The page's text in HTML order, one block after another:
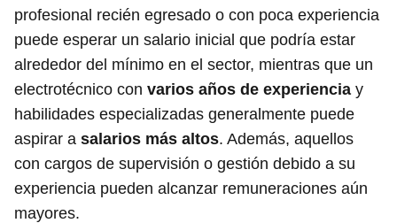
profesional recién egresado o con poca experiencia
puede esperar un salario inicial que podría estar
alrededor del mínimo en el sector, mientras que un
electrotécnico con varios años de experiencia y
habilidades especializadas generalmente puede
aspirar a salarios más altos. Además, aquellos
con cargos de supervisión o gestión debido a su
experiencia pueden alcanzar remuneraciones aún
mayores.